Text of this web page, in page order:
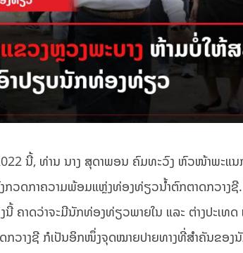
ນີ້, ທ່ານ ນາງ ສຸດາພອນ ຄົມທະວົງ ຫົວໜ້າພະແ
ກວດກາຄວາມພ້ອມແຫຼ່ງທ່ອງທ່ຽວນໍ້າຕົກຕາດກວາງ
ນີ້ ຄາດວ່າຈະມີນັກທ່ອງທ່ຽວພາຍໃນ ແລະ ຕ່າງປະເ
ກວາງຊີ ກໍເປັນອິກໜຶ່ງຈຸດໝາຍປາຍທາງທີ່ສໍາຄັນຂອ